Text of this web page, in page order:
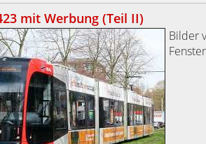
mit Werbung (Teil II)
Bilder